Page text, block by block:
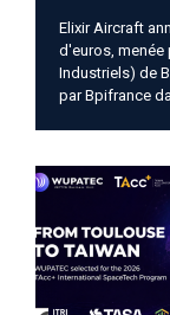
Elixir Aircraft
d'euros, menée
Industriels) de
par Bpifrance